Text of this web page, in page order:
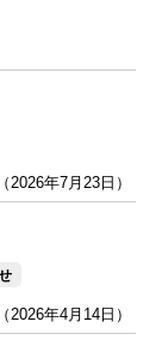
（2026年7月23日）
（2026年4月14日）